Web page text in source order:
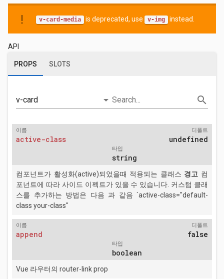
priority_high v-card-media is deprecated, use v-img instead.
API
PROPS SLOTS
v-card arrow_drop_down Search... search
이름
active-class
디폴트
undefined
타입
string
컴포넌트가 활성화(active)되었을때 적용되는 클래스 경고 컴
포넌트에 따라 사이드 이펙트가 있을 수 있습니다. 커스텀 클래
스를 추가하는 방법은 다음 과 같음 `active-class="default-
class your-class"
이름
append
디폴트
false
타입
boolean
Vue 라우터의 router-link prop